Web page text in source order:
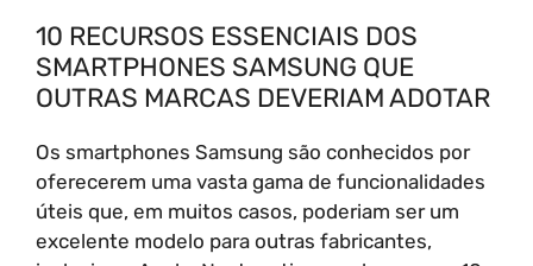
10 RECURSOS ESSENCIAIS DOS
SMARTPHONES SAMSUNG QUE
OUTRAS MARCAS DEVERIAM ADOTAR
Os smartphones Samsung são conhecidos por
oferecerem uma vasta gama de funcionalidades
úteis que, em muitos casos, poderiam ser um
excelente modelo para outras fabricantes,